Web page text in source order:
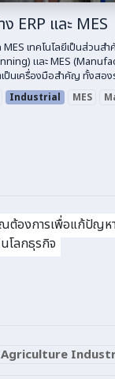
ERP และ MES
MES เทคโนโลยีเป็นส่วนส
และ MES
ป็นเครื่องมือสำคัญ ทั้งสอง
Industrial MES
องการเพื่อแก้ปัญห
โลกธุรกิจ
Agriculture